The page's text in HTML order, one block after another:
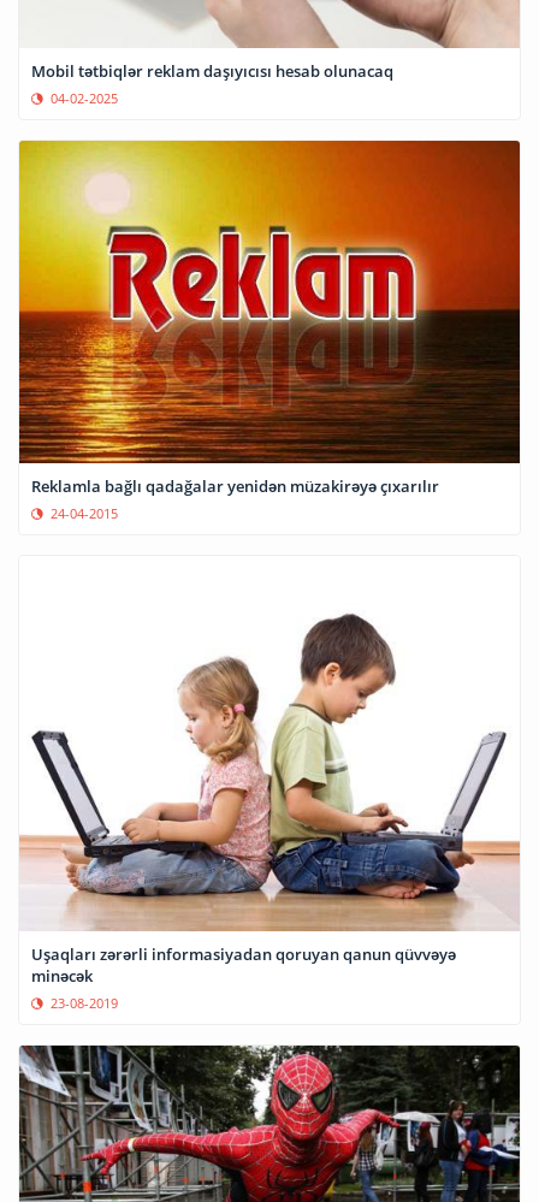
Mobil tətbiqlər reklam daşıyıcısı hesab olunacaq
04-02-2025
Reklamla bağlı qadağalar yenidən müzakirəyə çıxarılır
24-04-2015
Uşaqları zərərli informasiyadan qoruyan qanun qüvvəyə
minəcək
23-08-2019